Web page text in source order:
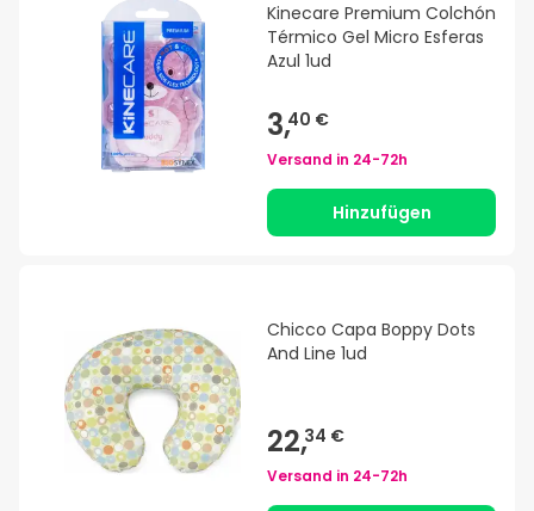
Kinecare Premium Colchón
Térmico Gel Micro Esferas
Azul 1ud
3,40 €
Versand in 24-72h
Hinzufügen
Chicco Capa Boppy Dots
And Line 1ud
22,34 €
Versand in 24-72h